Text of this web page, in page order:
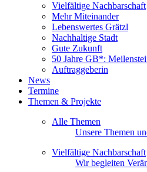
Vielfältige Nachbarschaft
Mehr Miteinander
Lebenswertes Grätzl
Nachhaltige Stadt
Gute Zukunft
50 Jahre GB*:
Auftraggeberin
News
Termine
Themen & Projekte
Alle Themen
Unsere Themen
Vielfältige Nachbarschaft
Wir begleiten